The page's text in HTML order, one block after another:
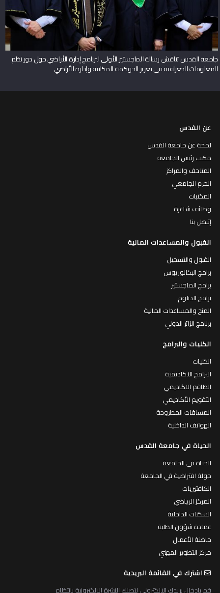
جامعة القدس تناقش رسالة الماجستير الأولى لبرنامج إدارة الأراضي حول دور نظم
المعلومات الجغرافية في تعزيز الحوكمة المكانية وإدارة الأراضي
عن القدس
لمحة عن جامعة القدس
مكتب رئيس الجامعة
المتاحف والمراكز
الحرم الجامعي
المكتبات
وظائف شاغرة
إتـصل بنا
القبول والمساعدات المالية
القبول والتسجيل
برامج البكالوريوس
برامج الماجستير
برامج الدبلوم
المنح والمساعدات المالية
برنامج الزائر الدولي
الكليات والبرامج
الكليات
البرامج الاكاديمية
الطاقم الاكاديمي
التقويم الأكاديمي
المساقات المطروحة
الهواتف الداخلية
الحياة في جامعة القدس
الحياة في الجامعة
جولة افتراضية في الجامعة
الكافتيريات
المركز الرياضي
السكنات الداخلية
عمادة شؤون الطلبة
حاضنة الأعمال
مركز التطوير المهني
اشترك في القائمة البريدية
قم بادخال بريدك الالكتروني لتصلك النشرة الالكترونية بانتظام